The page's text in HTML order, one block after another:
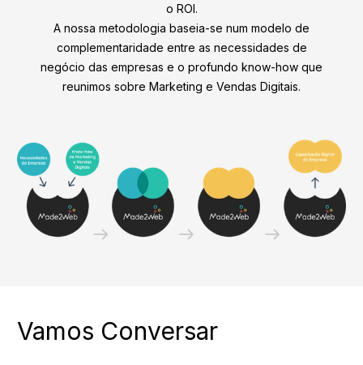
o ROI.
A nossa metodologia baseia-se num modelo de
complementaridade entre as necessidades de
negócio das empresas e o profundo know-how que
reunimos sobre Marketing e Vendas Digitais.
Vamos Conversar